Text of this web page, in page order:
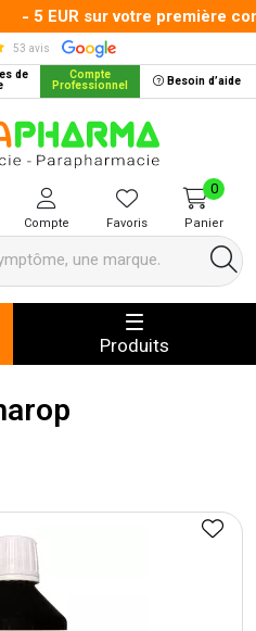
- 5 EUR sur votre première
53 avis
de Compte
Professionnel Besoin d’aide
MVA Pharma Votre pharmacie
Compte Favoris Panier
0
Produits